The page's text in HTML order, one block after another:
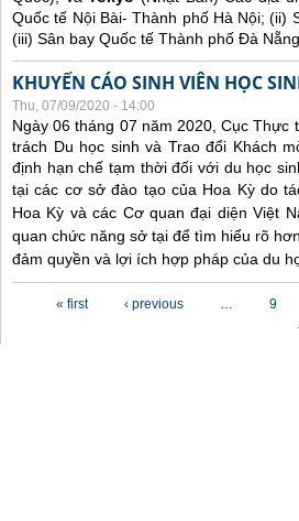
Quốc tế Nội Bài- Thành phố Hà Nội; (ii)
(iii) Sân bay Quốc tế Thành phố Đà Nẵng.
KHUYẾN CÁO SINH VIÊN HỌC
Thu, 07/09/2020 - 14:00
Ngày 06 tháng 07 năm 2020, Cục
trách Du học sinh và Trao đổi Khách
định hạn chế tạm thời đối với du học
tại các cơ sở đào tạo của Hoa Kỳ do
Hoa Kỳ và các Cơ quan đại diện Việt
quan chức năng sở tại để tìm hiểu rõ
đảm quyền và lợi ích hợp pháp của du
« first ‹ previous … 9